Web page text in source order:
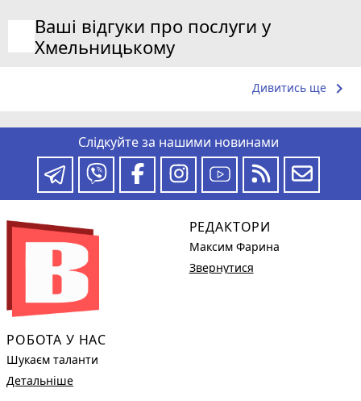
Ваші відгуки про послуги у
Хмельницькому
Дивитись ще keyboard_arrow_right
Слідкуйте за нашими новинами
РОБОТА У НАС
Шукаєм таланти
Детальніше
РЕДАКТОРИ
Максим Фарина
Звернутися